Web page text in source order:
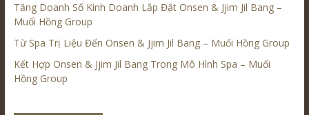
Tăng Doanh Số Kinh Doanh Lắp Đặt Onsen & Jjim Jil Bang –
Muối Hồng Group
Từ Spa Trị Liệu Đến Onsen & Jjim Jil Bang – Muối Hồng Group
Kết Hợp Onsen & Jjim Jil Bang Trong Mô Hình Spa – Muối
Hồng Group